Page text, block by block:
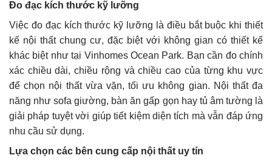
Đo đạc kích thước kỹ lưỡng
Việc đo đạc kích thước kỹ lưỡng là điều bắt buộc khi thiết
kế nội thất chung cư, đặc biệt với không gian có thiết kế
khác biệt như tại Vinhomes Ocean Park. Bạn cần đo chính
xác chiều dài, chiều rộng và chiều cao của từng khu vực
để chọn nội thất vừa vặn, tối ưu không gian. Nội thất đa
năng như sofa giường, bàn ăn gấp gọn hay tủ âm tường là
giải pháp tuyệt vời giúp tiết kiệm diện tích mà vẫn đáp ứng
nhu cầu sử dụng.
Lựa chọn các bên cung cấp nội thất uy tín